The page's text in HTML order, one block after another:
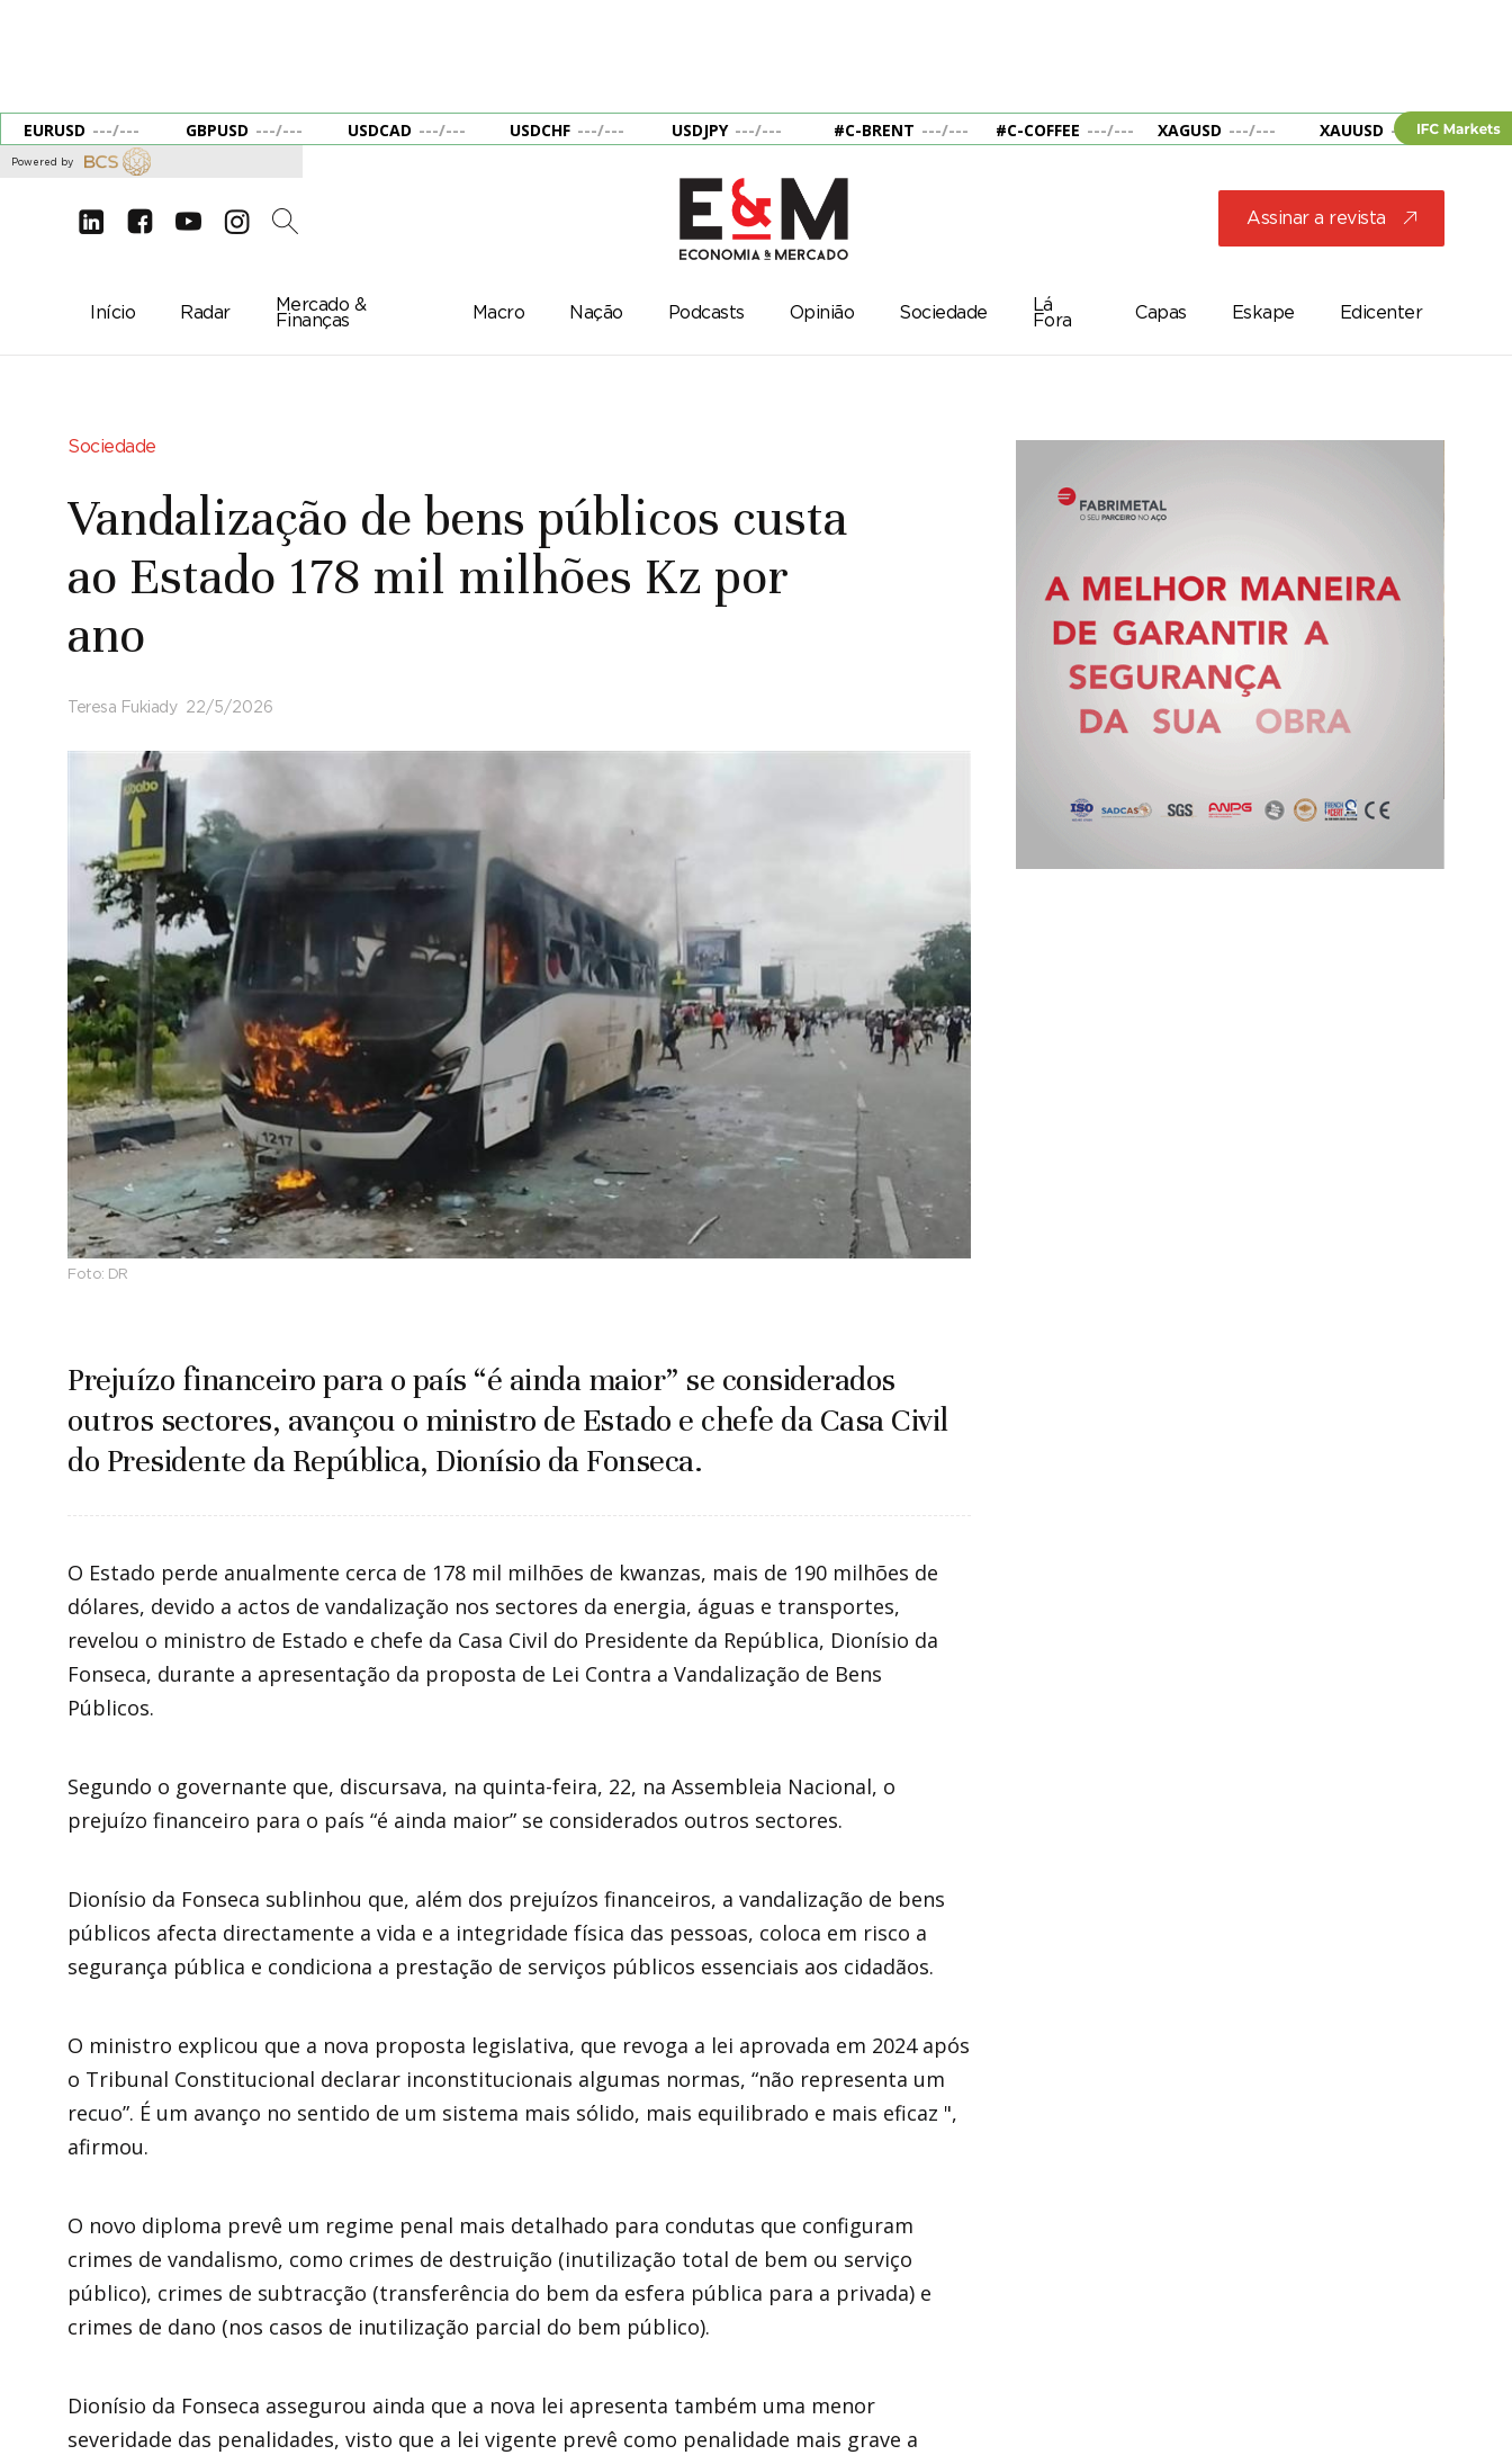
EURUSD ---/--- GBPUSD ---/--- USDCAD ---/--- USDCHF ---/--- USDJPY ---/--- #C-BRENT ---/--- #C-COFFEE ---/--- XAGUSD ---/--- XAUUSD --- ---
Powered by
d e g c 2 Assinar a revista j
Início Radar
Mercado &
Finanças
Macro Nação Podcasts Opinião Sociedade
Lá
Fora
Capas Eskape Edicenter
Sociedade
Vandalização de bens públicos custa
ao Estado 178 mil milhões Kz por
ano
Teresa Fukiady 22/5/2026
Foto: DR
Prejuízo financeiro para o país “é ainda maior” se considerados
outros sectores, avançou o ministro de Estado e chefe da Casa Civil
do Presidente da República, Dionísio da Fonseca.
O Estado perde anualmente cerca de 178 mil milhões de kwanzas, mais de 190 milhões de
dólares, devido a actos de vandalização nos sectores da energia, águas e transportes,
revelou o ministro de Estado e chefe da Casa Civil do Presidente da República, Dionísio da
Fonseca, durante a apresentação da proposta de Lei Contra a Vandalização de Bens
Públicos.
Segundo o governante que, discursava, na quinta-feira, 22, na Assembleia Nacional, o
prejuízo financeiro para o país “é ainda maior” se considerados outros sectores.
Dionísio da Fonseca sublinhou que, além dos prejuízos financeiros, a vandalização de bens
públicos afecta directamente a vida e a integridade física das pessoas, coloca em risco a
segurança pública e condiciona a prestação de serviços públicos essenciais aos cidadãos.
O ministro explicou que a nova proposta legislativa, que revoga a lei aprovada em 2024 após
o Tribunal Constitucional declarar inconstitucionais algumas normas, “não representa um
recuo”. É um avanço no sentido de um sistema mais sólido, mais equilibrado e mais eficaz ",
afirmou.
O novo diploma prevê um regime penal mais detalhado para condutas que configuram
crimes de vandalismo, como crimes de destruição (inutilização total de bem ou serviço
público), crimes de subtracção (transferência do bem da esfera pública para a privada) e
crimes de dano (nos casos de inutilização parcial do bem público).
Dionísio da Fonseca assegurou ainda que a nova lei apresenta também uma menor
severidade das penalidades, visto que a lei vigente prevê como penalidade mais grave a